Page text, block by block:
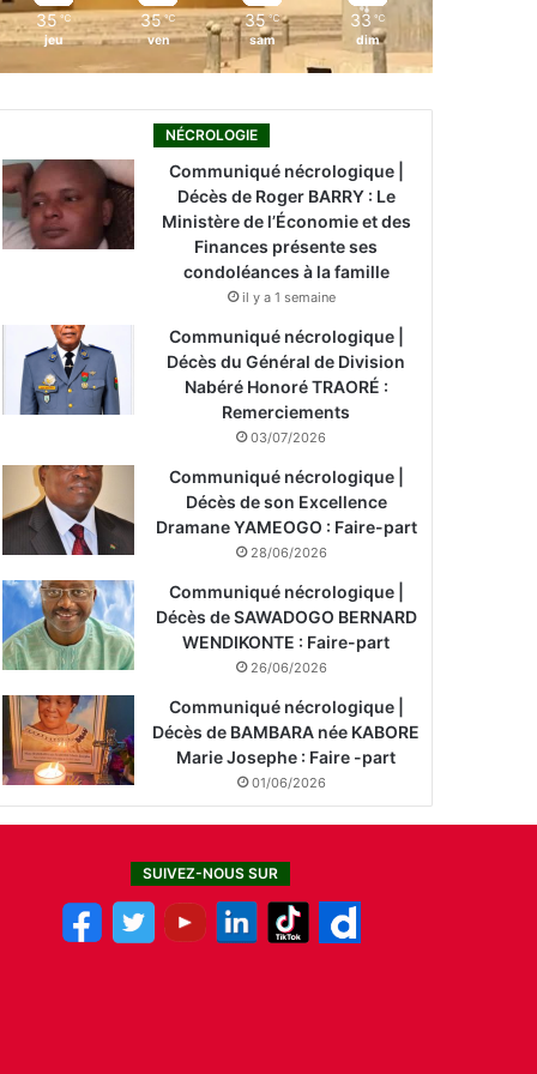
35 ℃
jeu
35 ℃
ven
35 ℃
sam
33 ℃
dim
NÉCROLOGIE
Communiqué nécrologique |
Décès de Roger BARRY : Le
Ministère de l’Économie et des
Finances présente ses
condoléances à la famille
il y a 1 semaine
Communiqué nécrologique |
Décès du Général de Division
Nabéré Honoré TRAORÉ :
Remerciements
03/07/2026
Communiqué nécrologique |
Décès de son Excellence
Dramane YAMEOGO : Faire-part
28/06/2026
Communiqué nécrologique |
Décès de SAWADOGO BERNARD
WENDIKONTE : Faire-part
26/06/2026
Communiqué nécrologique |
Décès de BAMBARA née KABORE
Marie Josephe : Faire -part
01/06/2026
SUIVEZ-NOUS SUR